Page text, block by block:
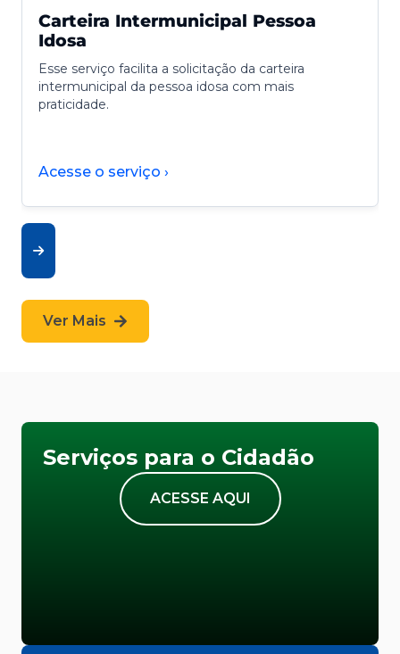
Carteira Intermunicipal Pessoa
Idosa
Esse serviço facilita a solicitação da carteira
intermunicipal da pessoa idosa com mais
praticidade.
Acesse o serviço ›
Ver Mais
Serviços para o Cidadão
ACESSE AQUI